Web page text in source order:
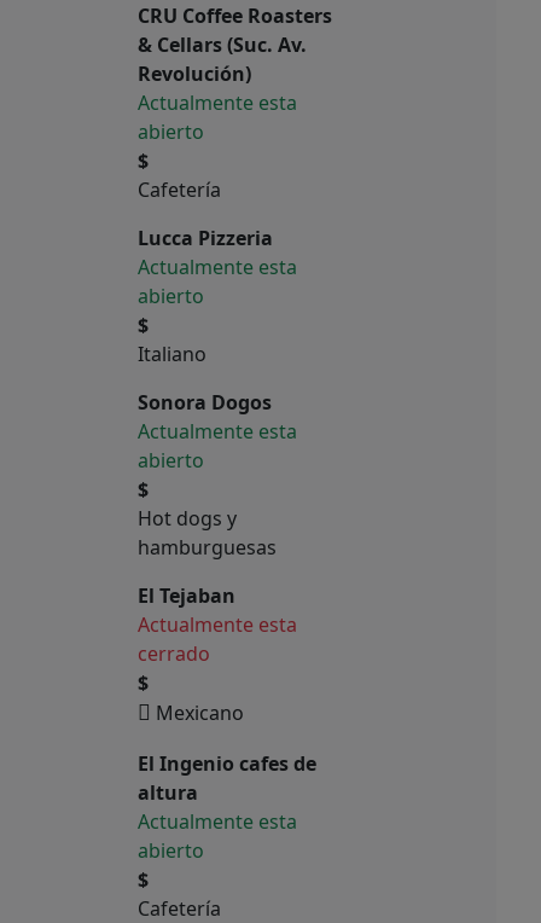
CRU Coffee Roasters
& Cellars (Suc. Av.
Revolución)
Actualmente esta
abierto
$
Cafetería
Lucca Pizzeria
Actualmente esta
abierto
$
Italiano
Sonora Dogos
Actualmente esta
abierto
$
Hot dogs y
hamburguesas
El Tejaban
Actualmente esta
cerrado
$
Mexicano
El Ingenio cafes de
altura
Actualmente esta
abierto
$
Cafetería